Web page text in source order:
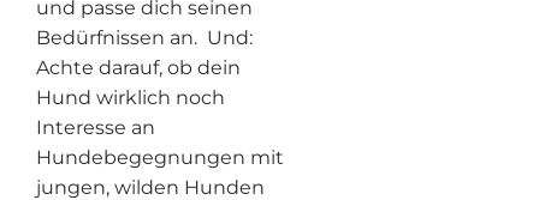
und passe dich seinen
Bedürfnissen an. Und:
Achte darauf, ob dein
Hund wirklich noch
Interesse an
Hundebegegnungen mit
jungen, wilden Hunden